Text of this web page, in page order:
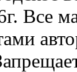
Все